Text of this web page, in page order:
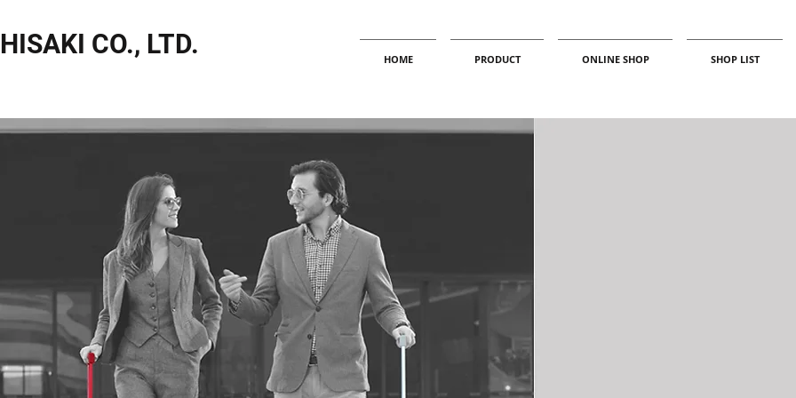
HISAKI CO., LTD. HOME PRODUCT ONLINE SHOP SHOP LIST